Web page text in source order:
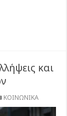
και
ΚΟΙΝΩΝΙΚΑ